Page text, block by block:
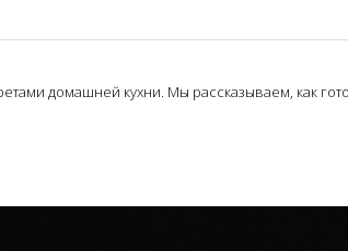
домашней кухни. Мы рассказываем, как